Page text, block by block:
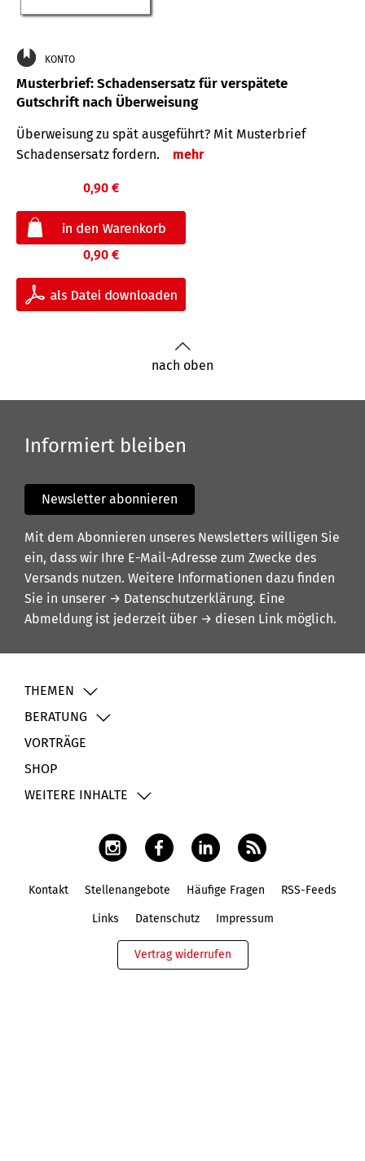
KONTO
Musterbrief: Schadensersatz für verspätete
Gutschrift nach Überweisung
Überweisung zu spät ausgeführt? Mit Musterbrief
Schadensersatz fordern.
mehr
0,90 €
0,90 €
nach oben
Informiert bleiben
Newsletter abonnieren
Mit dem Abonnieren unseres Newsletters willigen Sie
ein, dass wir Ihre E-Mail-Adresse zum Zwecke des
Versands nutzen. Weitere Informationen dazu finden
Sie in unserer → Datenschutzerklärung. Eine
Abmeldung ist jederzeit über → diesen Link möglich.
THEMEN
BERATUNG
VORTRÄGE
SHOP
WEITERE INHALTE
Kontakt Stellenangebote Häufige Fragen RSS-Feeds
Links Datenschutz Impressum
Vertrag widerrufen